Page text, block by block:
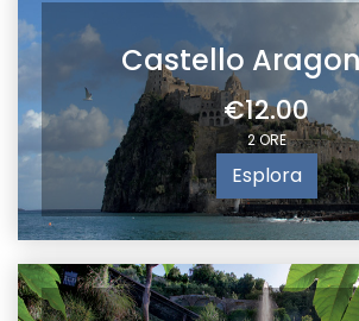
Castello
€12.00
2 ORE
Esplora